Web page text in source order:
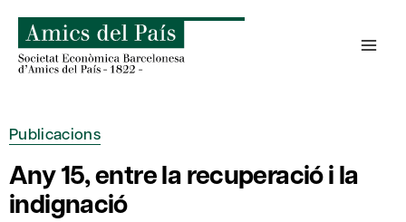
content
Publicacions
Any 15, entre la recuperació i la
indignació